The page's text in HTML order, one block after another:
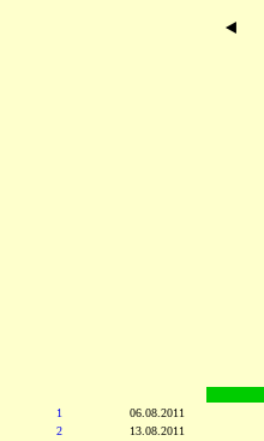
1
06.08.2011
2
13.08.2011